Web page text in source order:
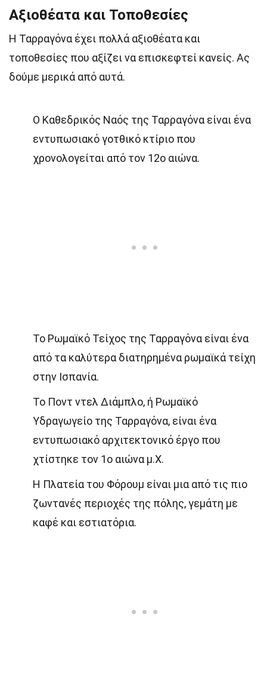
Αξιοθέατα και Τοποθεσίες
Η Ταρραγόνα έχει πολλά αξιοθέατα και
τοποθεσίες που αξίζει να επισκεφτεί κανείς. Ας
δούμε μερικά από αυτά.
Ο Καθεδρικός Ναός της Ταρραγόνα είναι ένα
εντυπωσιακό γοτθικό κτίριο που
χρονολογείται από τον 12ο αιώνα.
Το Ρωμαϊκό Τείχος της Ταρραγόνα είναι ένα
από τα καλύτερα διατηρημένα ρωμαϊκά τείχη
στην Ισπανία.
Το Ποντ ντελ Διάμπλο, ή Ρωμαϊκό
Υδραγωγείο της Ταρραγόνα, είναι ένα
εντυπωσιακό αρχιτεκτονικό έργο που
χτίστηκε τον 1ο αιώνα μ.Χ.
Η Πλατεία του Φόρουμ είναι μια από τις πιο
ζωντανές περιοχές της πόλης, γεμάτη με
καφέ και εστιατόρια.